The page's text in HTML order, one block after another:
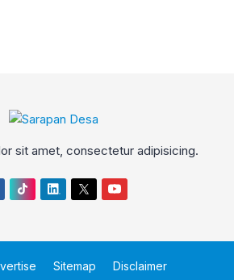
sit amet, consectetur adipisicing.
Sitemap Disclaimer